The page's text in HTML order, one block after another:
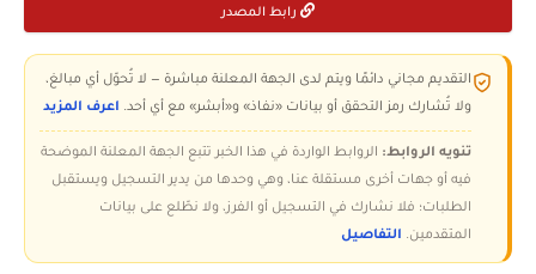
رابط المصدر
التقديم مجاني دائمًا ويتم لدى الجهة المعلنة مباشرة — لا تُحوّل أي مبالغ،
ولا تُشارك رمز التحقق أو بيانات «نفاذ» و«أبشر» مع أي أحد. اعرف المزيد
تنويه الروابط: الروابط الواردة في هذا الخبر تتبع الجهة المعلنة الموضحة
فيه أو جهات أخرى مستقلة عنا، وهي وحدها من يدير التسجيل ويستقبل
الطلبات؛ فلا نشارك في التسجيل أو الفرز، ولا نطّلع على بيانات
المتقدمين. التفاصيل